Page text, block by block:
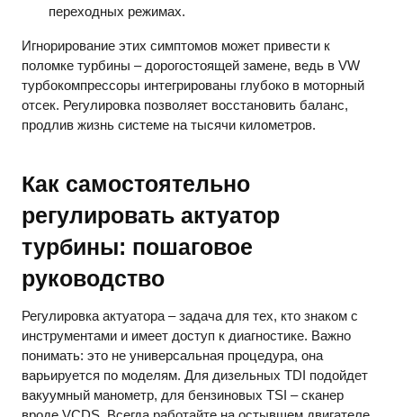
переходных режимах.
Игнорирование этих симптомов может привести к
поломке турбины – дорогостоящей замене, ведь в VW
турбокомпрессоры интегрированы глубоко в моторный
отсек. Регулировка позволяет восстановить баланс,
продлив жизнь системе на тысячи километров.
Как самостоятельно
регулировать актуатор
турбины: пошаговое
руководство
Регулировка актуатора – задача для тех, кто знаком с
инструментами и имеет доступ к диагностике. Важно
понимать: это не универсальная процедура, она
варьируется по моделям. Для дизельных TDI подойдет
вакуумный манометр, для бензиновых TSI – сканер